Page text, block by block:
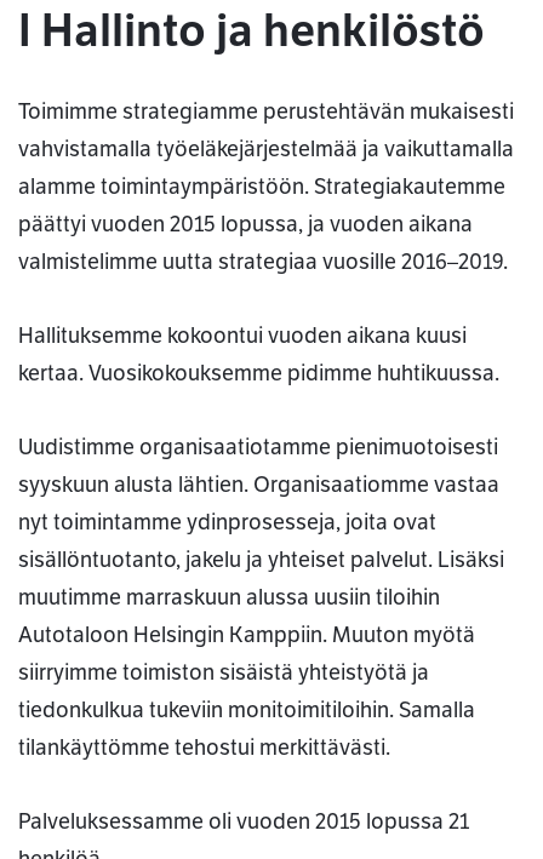
I Hallinto ja henkilöstö
Toimimme strategiamme perustehtävän mukaisesti
vahvistamalla työeläkejärjestelmää ja vaikuttamalla
alamme toimintaympäristöön. Strategiakautemme
päättyi vuoden 2015 lopussa, ja vuoden aikana
valmistelimme uutta strategiaa vuosille 2016–2019.
Hallituksemme kokoontui vuoden aikana kuusi
kertaa. Vuosikokouksemme pidimme huhtikuussa.
Uudistimme organisaatiotamme pienimuotoisesti
syyskuun alusta lähtien. Organisaatiomme vastaa
nyt toimintamme ydinprosesseja, joita ovat
sisällöntuotanto, jakelu ja yhteiset palvelut. Lisäksi
muutimme marraskuun alussa uusiin tiloihin
Autotaloon Helsingin Kamppiin. Muuton myötä
siirryimme toimiston sisäistä yhteistyötä ja
tiedonkulkua tukeviin monitoimitiloihin. Samalla
tilankäyttömme tehostui merkittävästi.
Palveluksessamme oli vuoden 2015 lopussa 21